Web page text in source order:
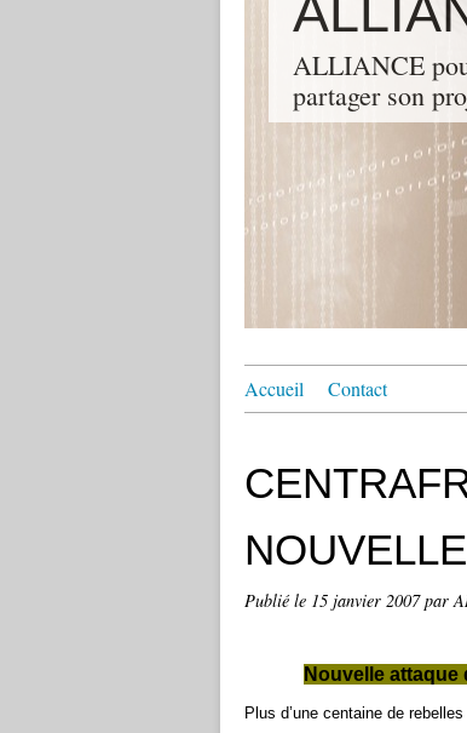
ALLIANCE
partager son
Accueil Contact
Publié le 15 janvier 2007par
Nouvelle
Plus d’une centaine de